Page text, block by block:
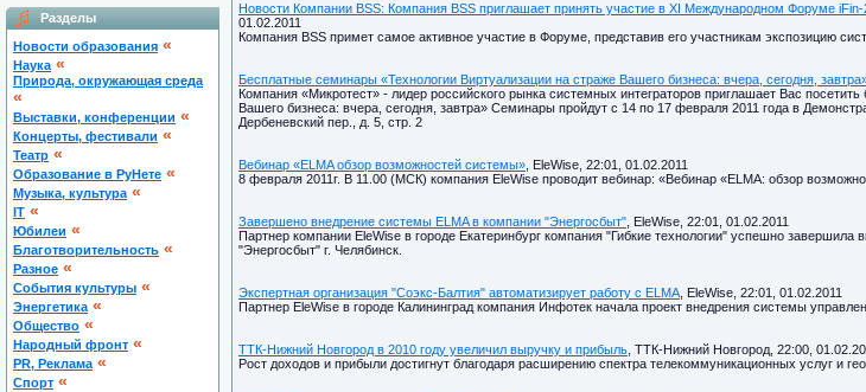
Разделы
Новости образования «
Наука «
Природа, окружающая среда
«
Выставки, конференции «
Концерты, фестивали «
Театр «
Образование в РуНете «
Музыка, культура «
IT «
Юбилеи «
Благотворительность «
Разное «
Cобытия культуры «
Энергетика «
Общество «
Народный фронт «
PR, Реклама «
Спорт «
Новости Компании BSS: Компания BSS приглашает принять участие в XI Международном Форуме
01.02.2011
Компания BSS примет самое активное участие в Форуме, представив его участникам экспозицию
Бесплатные семинары «Технологии Виртуализации на страже Вашего бизнеса: вчера, сегодня,
Компания «Микротест» - лидер российского рынка системных интеграторов приглашает Вас
Вашего бизнеса: вчера, сегодня, завтра» Семинары пройдут с 14 по 17 февраля 2011 года в
Дербеневский пер., д. 5, стр. 2
Вебинар «ELMA обзор возможностей системы» , EleWise, 22:01, 01.02.2011
8 февраля 2011г. В 11.00 (МСК) компания EleWise проводит вебинар: «Вебинар «ELMA: обзор
Завершено внедрение системы ELMA в компании "Энергосбыт" , EleWise, 22:01, 01.02.2011
Партнер компании EleWise в городе Екатеринбург компания "Гибкие технологии" успешно
"Энергосбыт" г. Челябинск.
Экспертная организация "Соэкс-Балтия" автоматизирует работу с ELMA , EleWise, 22:01, 01.02.2011
Партнер EleWise в городе Калининград компания Инфотек начала проект внедрения системы
ТТК-Нижний Новгород в 2010 году увеличил выручку и прибыль , ТТК-Нижний Новгород, 22:00,
Рост доходов и прибыли достигнут благодаря расширению спектра телекоммуникационных услуг и